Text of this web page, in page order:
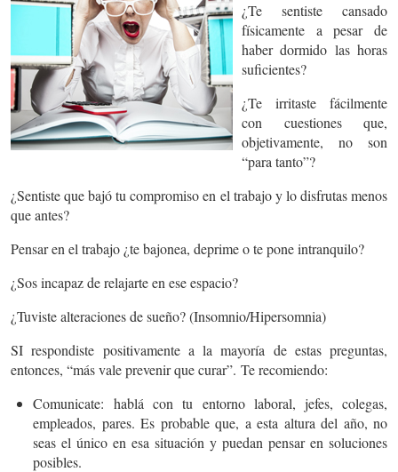
¿Te sentiste cansado
físicamente a pesar de
haber dormido las horas
suficientes?
¿Te irritaste fácilmente
con cuestiones que,
objetivamente, no son
“para tanto”?
¿Sentiste que bajó tu compromiso en el trabajo y lo disfrutas menos
que antes?
Pensar en el trabajo ¿te bajonea, deprime o te pone intranquilo?
¿Sos incapaz de relajarte en ese espacio?
¿Tuviste alteraciones de sueño? (Insomnio/Hipersomnia)
SI respondiste positivamente a la mayoría de estas preguntas,
entonces, “más vale prevenir que curar”. Te recomiendo:
Comunicate: hablá con tu entorno laboral, jefes, colegas,
empleados, pares. Es probable que, a esta altura del año, no
seas el único en esa situación y puedan pensar en soluciones
posibles.